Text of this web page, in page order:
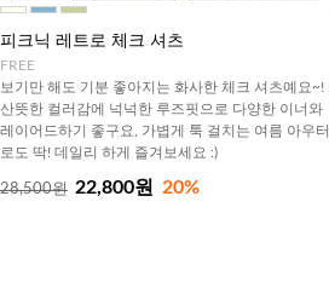
피크닉 레트로 체크 셔츠
FREE
보기만 해도 기분 좋아지는 화사한 체크 셔츠예요~!
산뜻한 컬러감에 넉넉한 루즈핏으로 다양한 이너와
레이어드하기 좋구요, 가볍게 툭 걸치는 여름 아우터
로도 딱! 데일리 하게 즐겨보세요 :)
28,500원 22,800원 20%